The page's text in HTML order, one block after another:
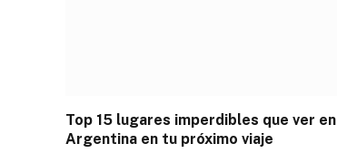
Top 15 lugares imperdibles que ver en
Argentina en tu próximo viaje